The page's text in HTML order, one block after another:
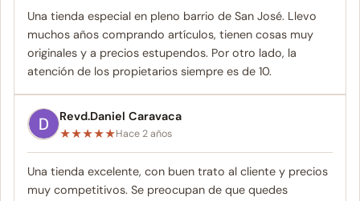
Una tienda especial en pleno barrio de San José. Llevo
muchos años comprando artículos, tienen cosas muy
originales y a precios estupendos. Por otro lado, la
atención de los propietarios siempre es de 10.
Revd.Daniel Caravaca
★★★★★Hace 2 años
Una tienda excelente, con buen trato al cliente y precios
muy competitivos. Se preocupan de que quedes